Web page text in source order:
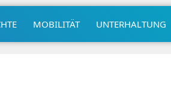
MOBILITÄT UNTERHALTUNG